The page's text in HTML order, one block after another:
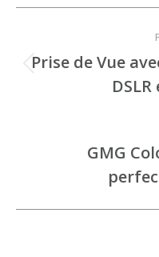
Navigation
de
Prise de Vue
GMG